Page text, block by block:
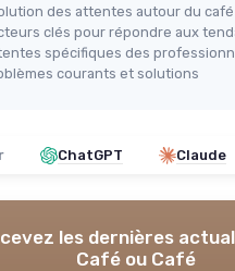
des attentes autour du
clés pour répondre aux
spécifiques des
courants et solutions
ChatGPT Claude
les dernières
Café ou Café